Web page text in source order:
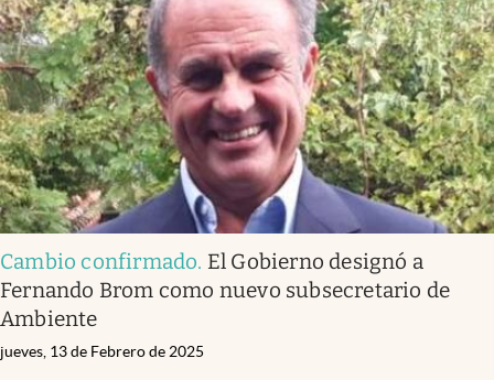
Cambio confirmado. El Gobierno designó a
Fernando Brom como nuevo subsecretario de
Ambiente
jueves, 13 de Febrero de 2025